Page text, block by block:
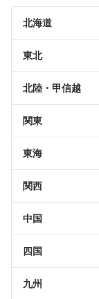
北海道
東北
北陸・甲信越
関東
東海
関西
中国
四国
九州